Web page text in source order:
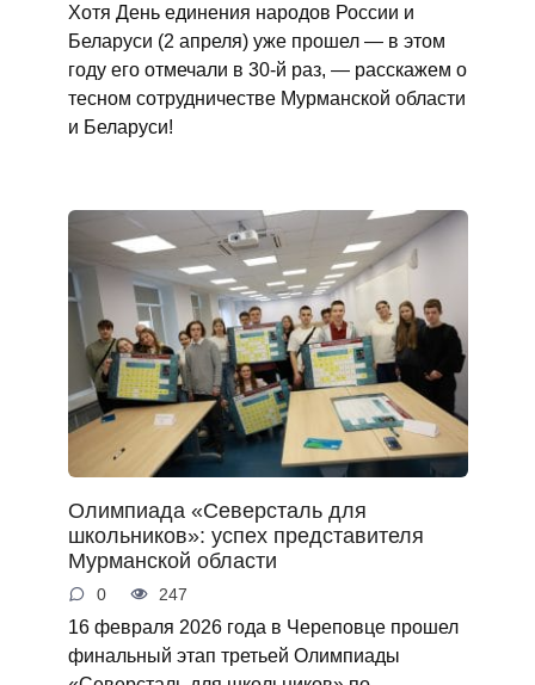
Хотя День единения народов России и
Беларуси (2 апреля) уже прошел — в этом
году его отмечали в 30‑й раз, — расскажем о
тесном сотрудничестве Мурманской области
и Беларуси!
Олимпиада «Северсталь для
школьников»: успех представителя
Мурманской области
0 247
16 февраля 2026 года в Череповце прошел
финальный этап третьей Олимпиады